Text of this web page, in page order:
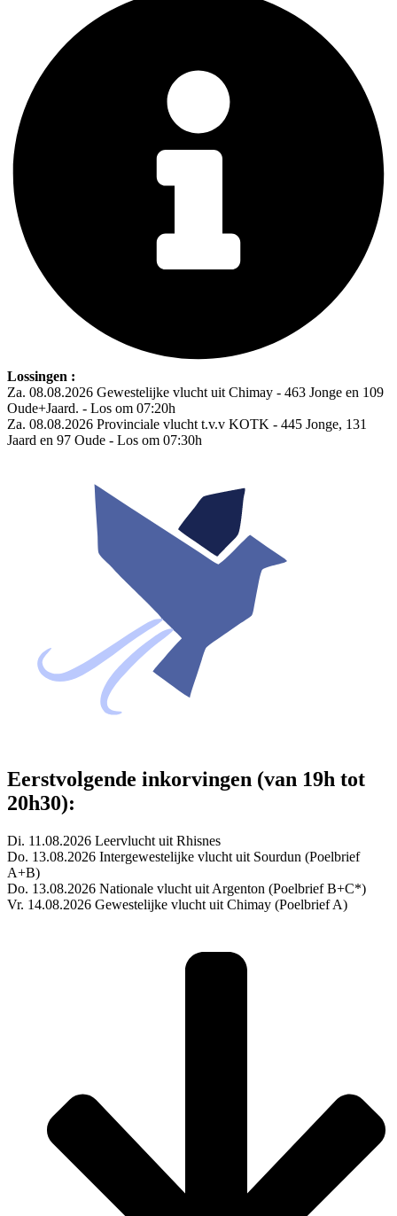
Lossingen :
Za. 08.08.2026 Gewestelijke vlucht uit Chimay - 463 Jonge en 109
Oude+Jaard. - Los om 07:20h
Za. 08.08.2026 Provinciale vlucht t.v.v KOTK - 445 Jonge, 131
Jaard en 97 Oude - Los om 07:30h
Eerstvolgende inkorvingen (van 19h tot
20h30):
Di. 11.08.2026 Leervlucht uit Rhisnes
Do. 13.08.2026 Intergewestelijke vlucht uit Sourdun (Poelbrief
A+B)
Do. 13.08.2026 Nationale vlucht uit Argenton (Poelbrief B+C*)
Vr. 14.08.2026 Gewestelijke vlucht uit Chimay (Poelbrief A)